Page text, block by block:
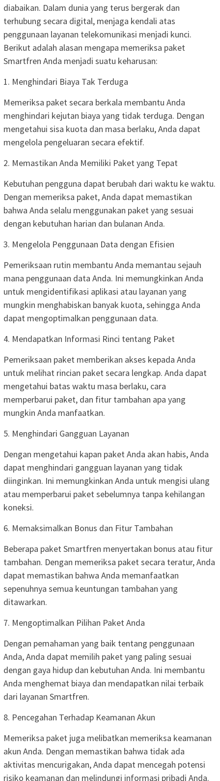
diabaikan. Dalam dunia yang terus bergerak dan
terhubung secara digital, menjaga kendali atas
penggunaan layanan telekomunikasi menjadi kunci.
Berikut adalah alasan mengapa memeriksa paket
Smartfren Anda menjadi suatu keharusan:
1. Menghindari Biaya Tak Terduga
Memeriksa paket secara berkala membantu Anda
menghindari kejutan biaya yang tidak terduga. Dengan
mengetahui sisa kuota dan masa berlaku, Anda dapat
mengelola pengeluaran secara efektif.
2. Memastikan Anda Memiliki Paket yang Tepat
Kebutuhan pengguna dapat berubah dari waktu ke waktu.
Dengan memeriksa paket, Anda dapat memastikan
bahwa Anda selalu menggunakan paket yang sesuai
dengan kebutuhan harian dan bulanan Anda.
3. Mengelola Penggunaan Data dengan Efisien
Pemeriksaan rutin membantu Anda memantau sejauh
mana penggunaan data Anda. Ini memungkinkan Anda
untuk mengidentifikasi aplikasi atau layanan yang
mungkin menghabiskan banyak kuota, sehingga Anda
dapat mengoptimalkan penggunaan data.
4. Mendapatkan Informasi Rinci tentang Paket
Pemeriksaan paket memberikan akses kepada Anda
untuk melihat rincian paket secara lengkap. Anda dapat
mengetahui batas waktu masa berlaku, cara
memperbarui paket, dan fitur tambahan apa yang
mungkin Anda manfaatkan.
5. Menghindari Gangguan Layanan
Dengan mengetahui kapan paket Anda akan habis, Anda
dapat menghindari gangguan layanan yang tidak
diinginkan. Ini memungkinkan Anda untuk mengisi ulang
atau memperbarui paket sebelumnya tanpa kehilangan
koneksi.
6. Memaksimalkan Bonus dan Fitur Tambahan
Beberapa paket Smartfren menyertakan bonus atau fitur
tambahan. Dengan memeriksa paket secara teratur, Anda
dapat memastikan bahwa Anda memanfaatkan
sepenuhnya semua keuntungan tambahan yang
ditawarkan.
7. Mengoptimalkan Pilihan Paket Anda
Dengan pemahaman yang baik tentang penggunaan
Anda, Anda dapat memilih paket yang paling sesuai
dengan gaya hidup dan kebutuhan Anda. Ini membantu
Anda menghemat biaya dan mendapatkan nilai terbaik
dari layanan Smartfren.
8. Pencegahan Terhadap Keamanan Akun
Memeriksa paket juga melibatkan memeriksa keamanan
akun Anda. Dengan memastikan bahwa tidak ada
aktivitas mencurigakan, Anda dapat mencegah potensi
risiko keamanan dan melindungi informasi pribadi Anda.